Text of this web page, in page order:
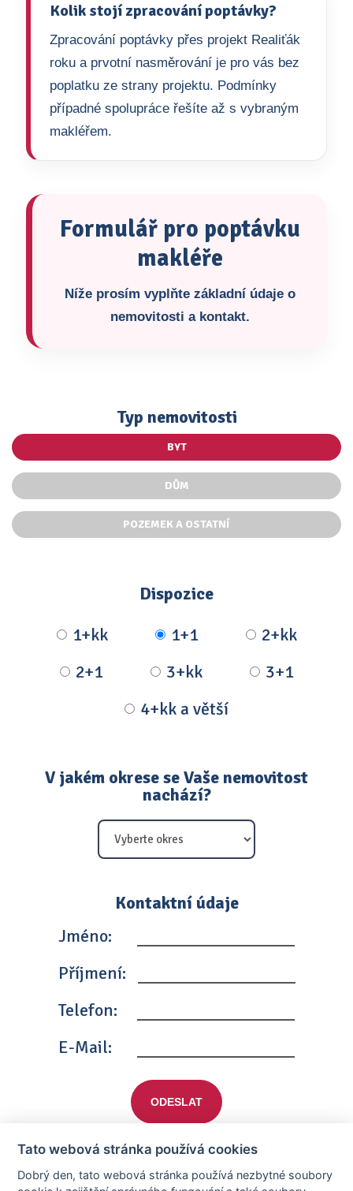
Kolik stojí zpracování poptávky?
Zpracování poptávky přes projekt Realiťák
roku a prvotní nasměrování je pro vás bez
poplatku ze strany projektu. Podmínky
případné spolupráce řešíte až s vybraným
makléřem.
Formulář pro poptávku
makléře
Níže prosím vyplňte základní údaje o
nemovitosti a kontakt.
Typ nemovitosti
BYT
DŮM
POZEMEK A OSTATNÍ
Dispozice
1+kk
1+1
2+kk
2+1
3+kk
3+1
4+kk a větší
V jakém okrese se Vaše nemovitost
nachází?
Kontaktní údaje
Jméno:
Příjmení:
Telefon:
E-Mail:
ODESLAT
Tato webová stránka používá cookies
Dobrý den, tato webová stránka používá nezbytné soubory